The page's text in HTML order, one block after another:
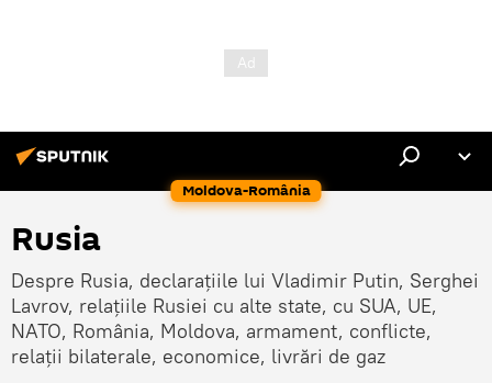
Moldova-România
Rusia
Despre Rusia, declarațiile lui Vladimir Putin, Serghei
Lavrov, relațiile Rusiei cu alte state, cu SUA, UE,
NATO, România, Moldova, armament, conflicte,
relații bilaterale, economice, livrări de gaz